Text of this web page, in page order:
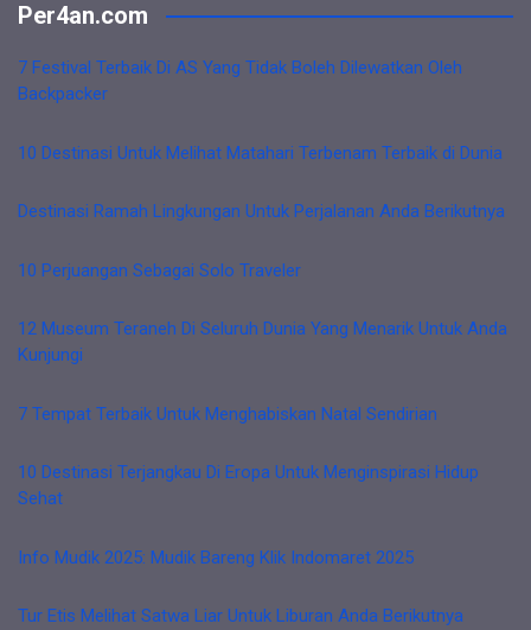
Per4an.com
7 Festival Terbaik Di AS Yang Tidak Boleh Dilewatkan Oleh
Backpacker
10 Destinasi Untuk Melihat Matahari Terbenam Terbaik di Dunia
Destinasi Ramah Lingkungan Untuk Perjalanan Anda Berikutnya
10 Perjuangan Sebagai Solo Traveler
12 Museum Teraneh Di Seluruh Dunia Yang Menarik Untuk Anda
Kunjungi
7 Tempat Terbaik Untuk Menghabiskan Natal Sendirian
10 Destinasi Terjangkau Di Eropa Untuk Menginspirasi Hidup
Sehat
Info Mudik 2025: Mudik Bareng Klik Indomaret 2025
Tur Etis Melihat Satwa Liar Untuk Liburan Anda Berikutnya